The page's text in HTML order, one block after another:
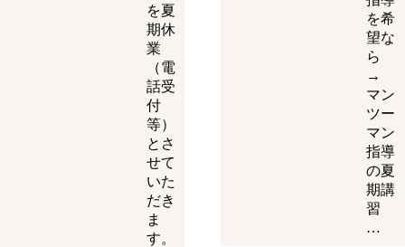
を夏
期休
業
（電
話受
付
等）
とさ
せて
いた
だき
ま
す。
を希
望な
ら
→
マン
ツー
マン
指導
の夏
期講
習
…